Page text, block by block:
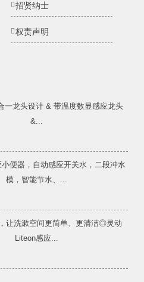
招贤纳士
权责声明
一龙头设计 & 带温度数显感应龙头
&...
便器，自动感应开关水，二段冲水
模，智能节水、...
让洗漱空间更简单、更清洁◎灵动
Liteon感应...